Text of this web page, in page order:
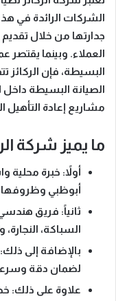
الشركات الرائدة في
جدارتها من خلال
العملاء. وبينما يقتصر
البسيطة، فإن الركائز
الصيانة البسيطة داخل
مشاريع إعادة التأهيل
ما يميز شركة
أولاً: خبرة محلية
أبوظبي وظروفها
ثانياً: فريق
السباكة،
بالإضافة إلى ذلك
لضمان دقة وسرعة
علاوة على ذلك: